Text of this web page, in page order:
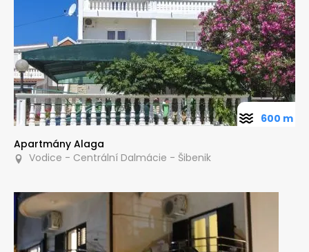
Apartmány Alaga
Vodice - Centrální Dalmácie - Šibenik
600 m